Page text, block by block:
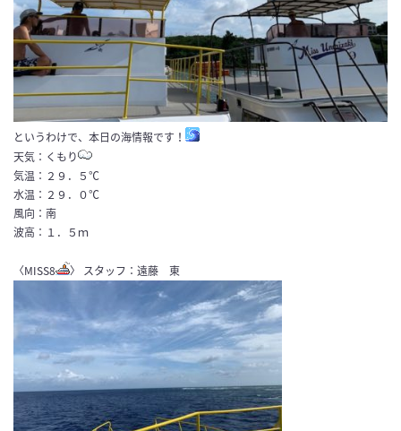
というわけで、本日の海情報です！
天気：くもり
気温：２９．５℃
水温：２９．０℃
風向：南
波高：１．５ｍ
〈MISS8 〉 スタッフ：遠藤 東